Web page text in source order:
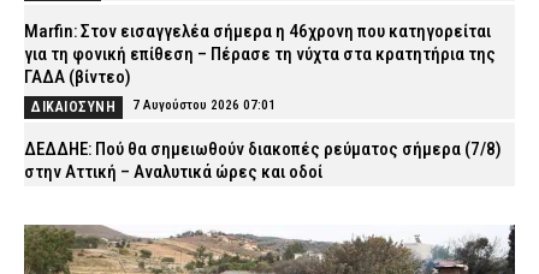
Marfin: Στον εισαγγελέα σήμερα η 46χρονη που κατηγορείται
για τη φονική επίθεση – Πέρασε τη νύχτα στα κρατητήρια της
ΓΑΔΑ (βίντεο)
ΔΙΚΑΙΟΣΥΝΗ 7 Αυγούστου 2026 07:01
ΔΕΔΔΗΕ: Πού θα σημειωθούν διακοπές ρεύματος σήμερα (7/8)
στην Αττική – Αναλυτικά ώρες και οδοί
Χανιά: Νεκρός 81χρονος που ανασύρθηκε χωρίς τις αισθήσεις
του από παραλία